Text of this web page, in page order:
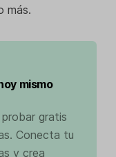
más.
mismo
gratis
Conecta tu
y crea